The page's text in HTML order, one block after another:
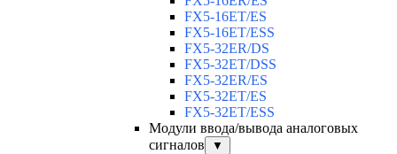
FX5-16ET/ES
FX5-16ET/ESS
FX5-32ER/DS
FX5-32ET/DSS
FX5-32ER/ES
FX5-32ET/ES
FX5-32ET/ESS
Модули ввода/вывода аналоговых
сигналов
▼